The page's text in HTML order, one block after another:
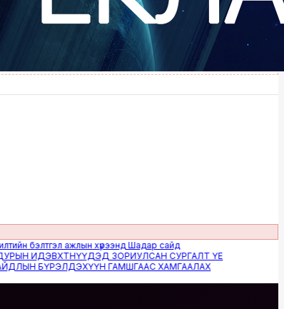
ажлын хүрээнд Шадар сайд
ЗОРИУЛСАН СУРГАЛТ ҮЕ
БҮРЭЛДЭХҮҮН ГАМШГААС ХАМГААЛАХ